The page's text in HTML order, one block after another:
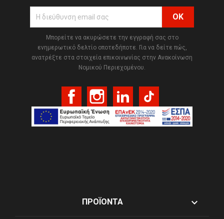
Μπορείτε να ακυρώσετε την εγγραφή σας στο
ενημερωτικό δελτίο οποτεδήποτε. Για να δείτε πώς,
ανατρέξτε στα στοιχεία επικοινωνίας στην Ανακοίνωση
Νομικού Περιεχομένου.
FacebookInstagramLinkedIn
ΠΡΟΪΌΝΤΑ 